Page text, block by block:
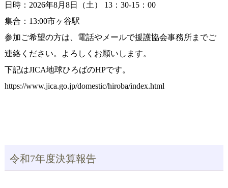
日時：2026年8月8日（土） 13：30-15：00
集合：13:00市ヶ谷駅
参加ご希望の方は、電話やメールで援護協会事務所までご
連絡ください。よろしくお願いします。
下記はJICA地球ひろばのHPです。
https://www.jica.go.jp/domestic/hiroba/index.html
令和7年度決算報告